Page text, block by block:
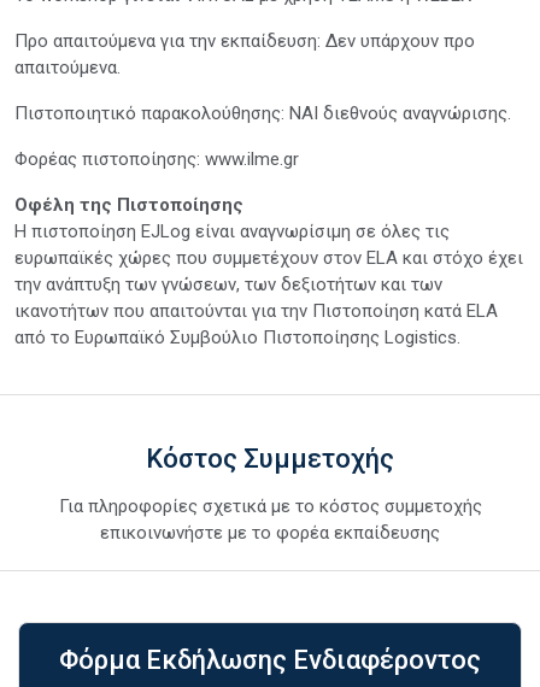
Προ απαιτούμενα για την εκπαίδευση: Δεν υπάρχουν προ
απαιτούμενα.
Πιστοποιητικό παρακολούθησης: ΝΑΙ διεθνούς αναγνώρισης.
Φορέας πιστοποίησης: www.ilme.gr
Οφέλη της Πιστοποίησης
Η πιστοποίηση EJLog είναι αναγνωρίσιμη σε όλες τις
ευρωπαϊκές χώρες που συμμετέχουν στον ELA και στόχο έχει
την ανάπτυξη των γνώσεων, των δεξιοτήτων και των
ικανοτήτων που απαιτούνται για την Πιστοποίηση κατά ELA
από το Ευρωπαϊκό Συμβούλιο Πιστοποίησης Logistics.
Κόστος Συμμετοχής
Για πληροφορίες σχετικά με το κόστος συμμετοχής
επικοινωνήστε με το φορέα εκπαίδευσης
Φόρμα Εκδήλωσης Ενδιαφέροντος